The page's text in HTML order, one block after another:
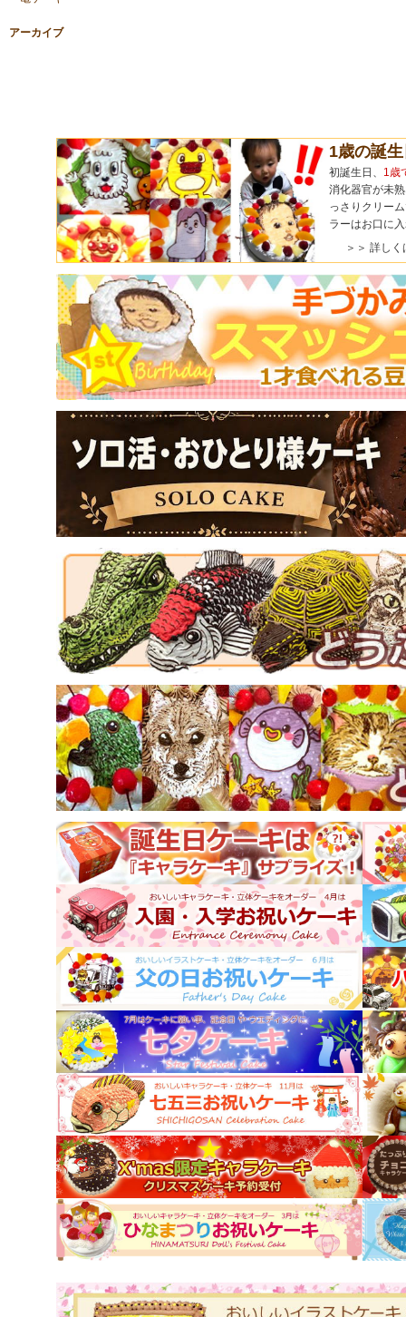
アーカイブ
1歳の誕
初誕生日、 1歳
消化器官が未
っさりクリー
ラーはお口に
＞＞ 詳しく